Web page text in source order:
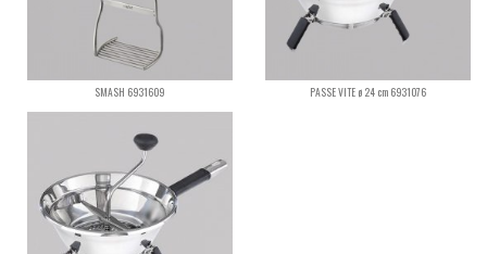
SMASH 6931609 PASSE VITE ø 24 cm 6931076